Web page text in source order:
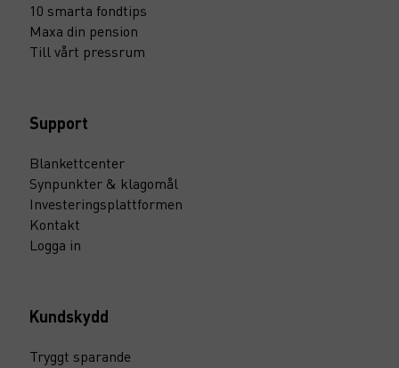
10 smarta fondtips
Maxa din pension
Till vårt pressrum
Support
Blankettcenter
Synpunkter & klagomål
Investeringsplattformen
Kontakt
Logga in
Kundskydd
Tryggt sparande